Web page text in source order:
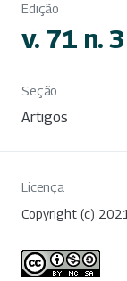
Edição
v. 71 n.
Seção
Artigos
Licença
Copyright (c)